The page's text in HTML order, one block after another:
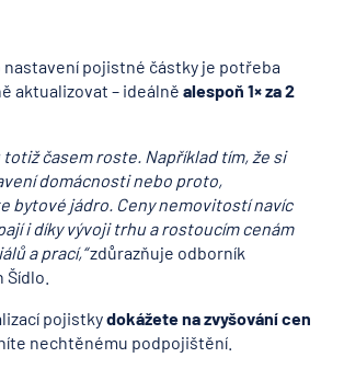
pojistné částky je potřeba
aktualizovat – ideálně alespoň 1× za 2
časem roste. Například tím, že si
domácnosti nebo proto,
bytové jádro. Ceny nemovitostí navíc
i díky vývoji trhu a rostoucím cenám
a prací,“zdůrazňuje odborník
Šídlo.
pojistkydokážete na zvyšování cen
nechtěnému podpojištění.